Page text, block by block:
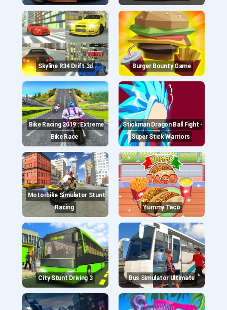
Skyline R34 Drift 3d Burger Bounty Game
Bike Racing 2019 : Extreme
Bike Race
Stickman Dragon Ball Fight -
Super Stick Warriors
Motorbike Simulator Stunt
Racing
Yummy Taco
City Stunt Driving 3 Bus Simulator Ultimate